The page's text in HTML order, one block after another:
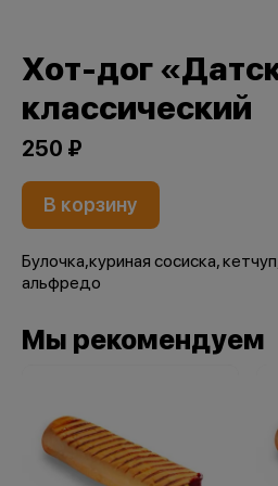
Хот-дог
классический
250 ₽
В корзину
Булочка,куриная сосиска,
альфредо
Мы рекомендуем